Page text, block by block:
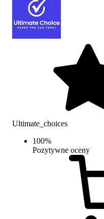
Ultimate_choices
100%
Pozytywne oceny